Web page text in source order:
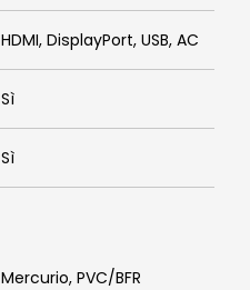
HDMI, DisplayPort, USB, AC
Sì
Sì
Mercurio, PVC/BFR